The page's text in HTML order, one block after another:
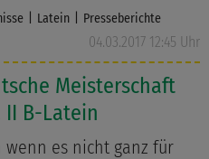
Latein Presseberichte
04.03.2017 12:45 Uhr
Meisterschaft
II B-Latein
wenn es nicht ganz für